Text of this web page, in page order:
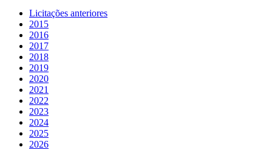
Licitações anteriores
2015
2016
2017
2018
2019
2020
2021
2022
2023
2024
2025
2026